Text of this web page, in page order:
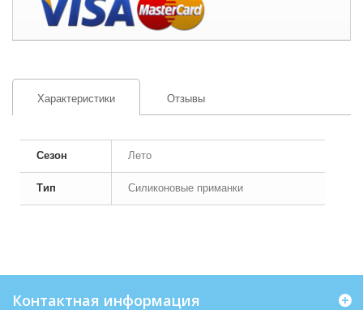
Характеристики Отзывы
Сезон Лето
Тип Силиконовые приманки
Контактная информация